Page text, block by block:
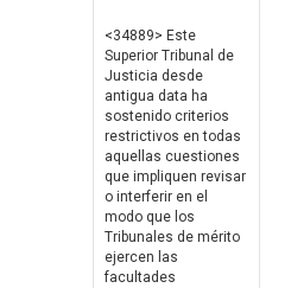
<34889> Este
Superior Tribunal de
Justicia desde
antigua data ha
sostenido criterios
restrictivos en todas
aquellas cuestiones
que impliquen revisar
o interferir en el
modo que los
Tribunales de mérito
ejercen las
facultades